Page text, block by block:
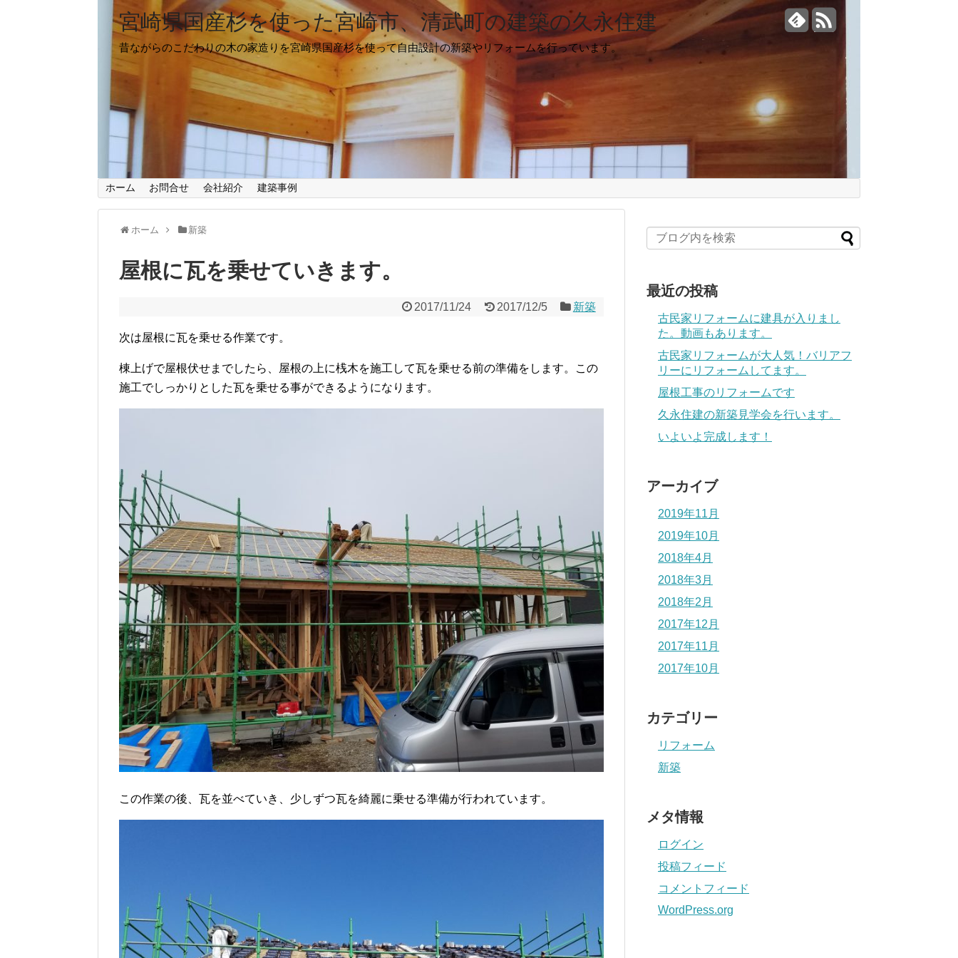
宮崎県国産杉を使った宮崎市、清武町の建築の久永住建
昔ながらのこだわりの木の家造りを宮崎県国産杉を使って自由設計の新築やリフォームを行っています。
ホーム お問合せ 会社紹介 建築事例
ホーム 新築
屋根に瓦を乗せていきます。
2017/11/24 2017/12/5 新築
次は屋根に瓦を乗せる作業です。
棟上げで屋根伏せまでしたら、屋根の上に桟木を施工して瓦を乗せる前の準備をします。この
施工でしっかりとした瓦を乗せる事ができるようになります。
この作業の後、瓦を並べていき、少しずつ瓦を綺麗に乗せる準備が行われています。
最近の投稿
古民家リフォームに建具が入りまし
た。動画もあります。
古民家リフォームが大人気！バリアフ
リーにリフォームしてます。
屋根工事のリフォームです
久永住建の新築見学会を行います。
いよいよ完成します！
アーカイブ
2019年11月
2019年10月
2018年4月
2018年3月
2018年2月
2017年12月
2017年11月
2017年10月
カテゴリー
リフォーム
新築
メタ情報
ログイン
投稿フィード
コメントフィード
WordPress.org